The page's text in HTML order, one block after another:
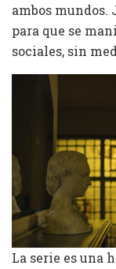
ambos mundos.
para que se
sociales, sin
La serie es una